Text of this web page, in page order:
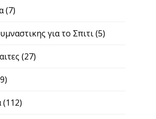
(7)
για το Σπιτι(5)
(27)
(112)